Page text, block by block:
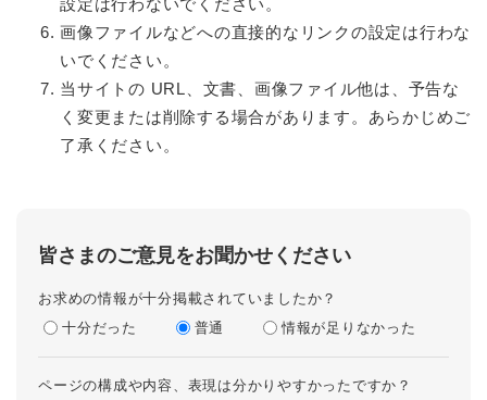
画像ファイルなどへの直接的なリンクの設定は行わな
いでください。
当サイトの URL、文書、画像ファイル他は、予告な
く変更または削除する場合があります。あらかじめご
了承ください。
皆さまのご意見をお聞かせください
お求めの情報が十分掲載されていましたか？
十分だった
普通 情報が足りなかった
ページの構成や内容、表現は分かりやすかったですか？